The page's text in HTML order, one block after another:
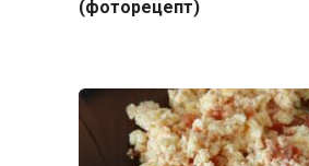
(фоторецепт)